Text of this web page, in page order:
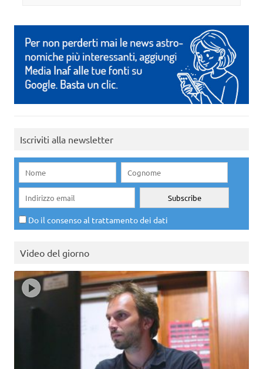
Iscriviti alla newsletter
Do il consenso al trattamento dei dati
Video del giorno